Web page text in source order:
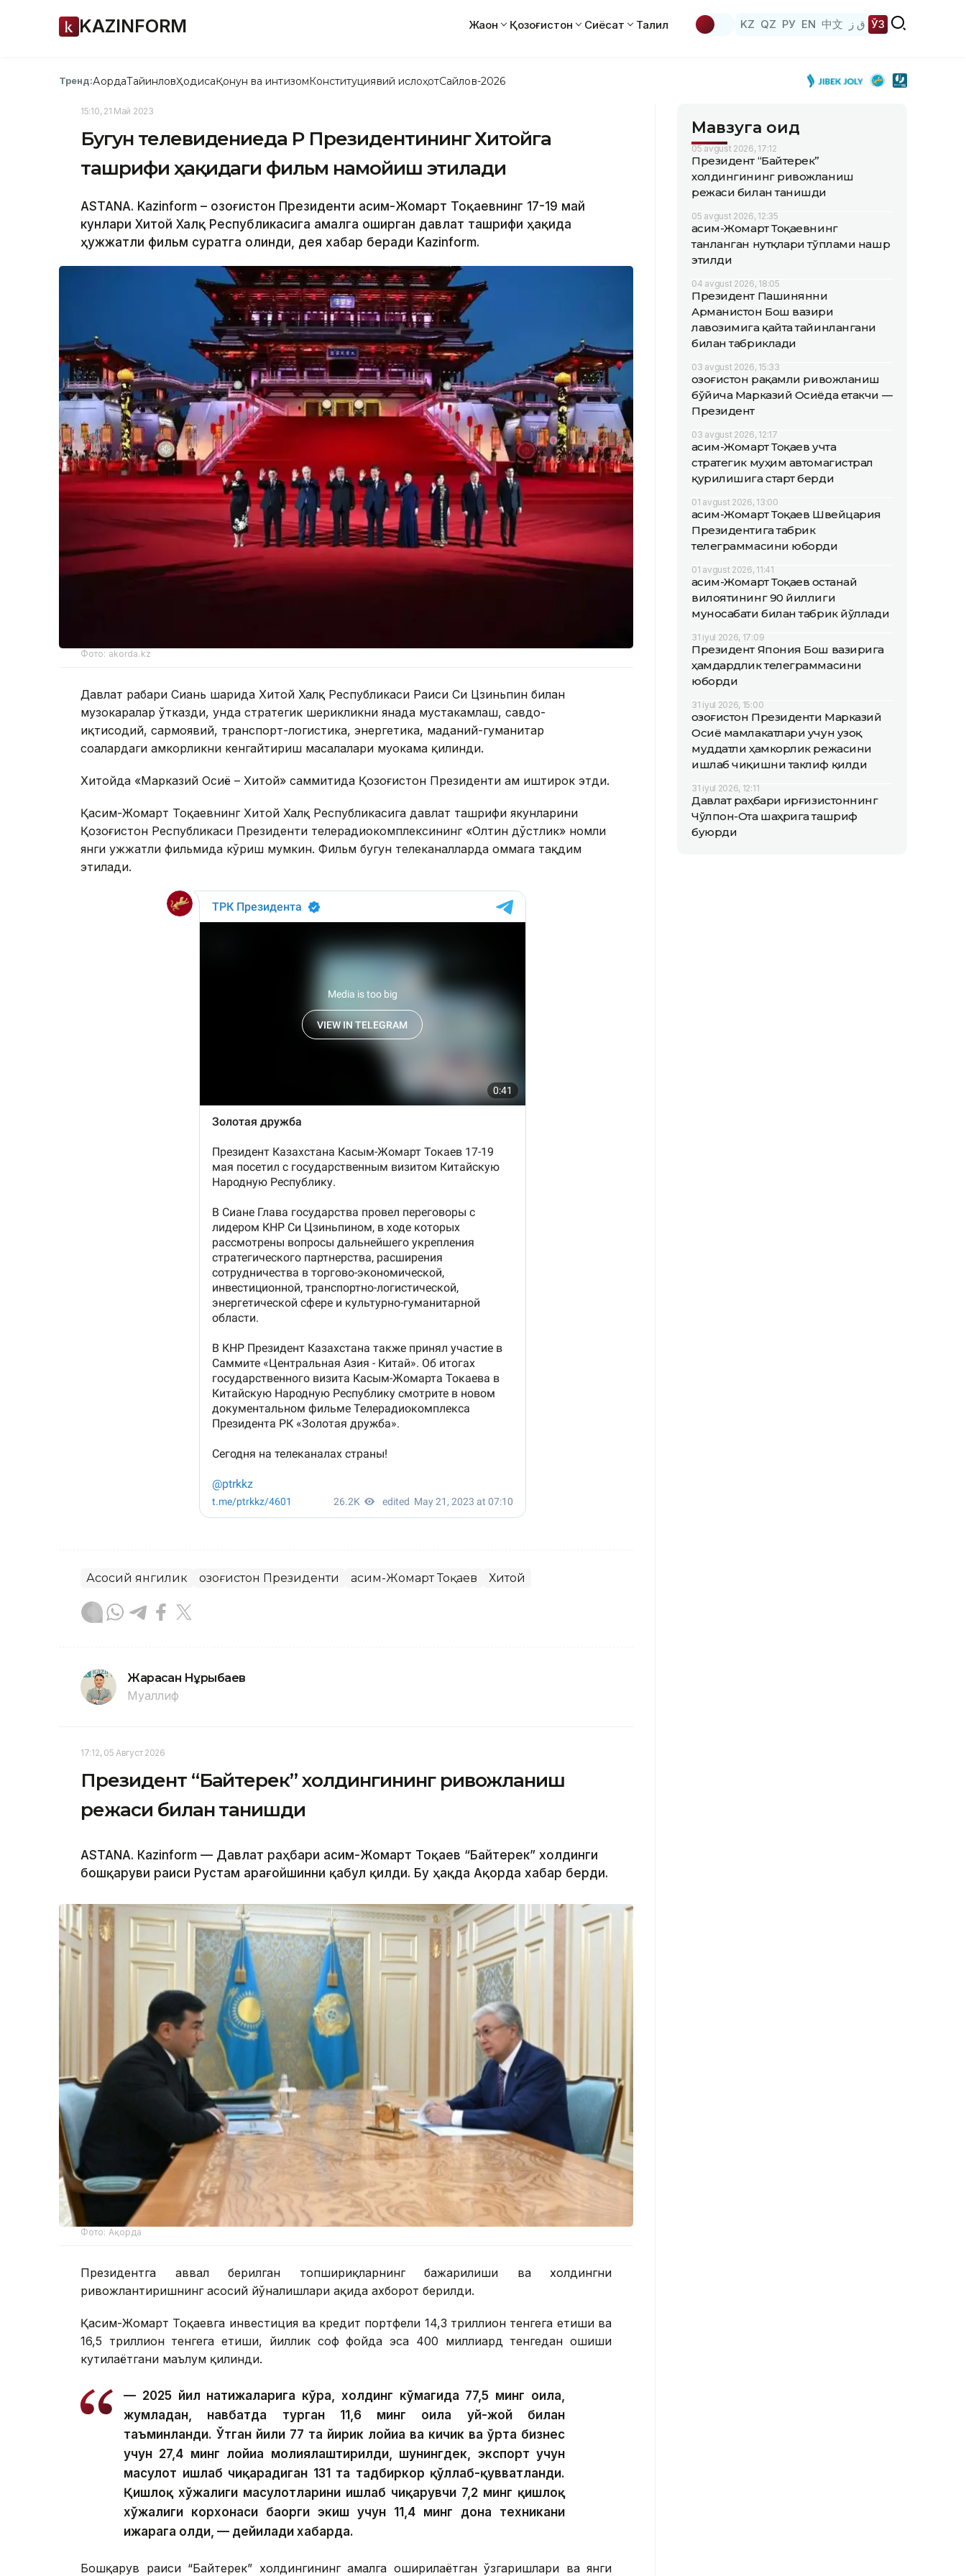
KAZINFORM Жаҳон Қозоғистон Сиёсат Таҳлил KZ QZ РУ EN 中文 ق ز ЎЗ
Тренд:АқордаТайинловҲодисаҚонун ва интизомКонституциявий ислоҳотСайлов-2026
15:10, 21 Май 2023
Бугун телевидениеда ҚР Президентининг Хитойга
ташрифи ҳақидаги фильм намойиш этилади
ASTANA. Kazinform – Қозоғистон Президенти Қасим-Жомарт Тоқаевнинг 17-19 май
кунлари Хитой Халқ Республикасига амалга оширган давлат ташрифи ҳақида
ҳужжатли фильм суратга олинди, дея хабар беради Kazinform.
Фото: akorda.kz
Давлат раҳбари Сиань шаҳрида Хитой Халқ Республикаси Раиси Си Цзиньпин билан
музокаралар ўтказди, унда стратегик шерикликни янада мустаҳкамлаш, савдо-
иқтисодий, сармоявий, транспорт-логистика, энергетика, маданий-гуманитар
соҳалардаги ҳамкорликни кенгайтириш масалалари муҳокама қилинди.
Хитойда «Марказий Осиё – Хитой» саммитида Қозоғистон Президенти ҳам иштирок этди.
Қасим-Жомарт Тоқаевнинг Хитой Халқ Республикасига давлат ташрифи якунларини
Қозоғистон Республикаси Президенти телерадиокомплексининг «Олтин дўстлик» номли
янги ҳужжатли фильмида кўриш мумкин. Фильм бугун телеканалларда оммага тақдим
этилади.
Асосий янгилик Қозоғистон Президенти Қасим-Жомарт Тоқаев Хитой
Жарасқан Нұрыбаев
Муаллиф
17:12, 05 Август 2026
Президент “Байтерек” холдингининг ривожланиш
режаси билан танишди
ASTANА. Каzinform — Давлат раҳбари Қасим-Жомарт Тоқаев “Байтерек” холдинги
бошқаруви раиси Рустам Қарағойшинни қабул қилди. Бу ҳақда Ақорда хабар берди.
Фото: Ақорда
Президентга аввал берилган топшириқларнинг бажарилиши ва холдингни
ривожлантиришнинг асосий йўналишлари ҳақида ахборот берилди.
Қасим-Жомарт Тоқаевга инвестиция ва кредит портфели 14,3 триллион тенгега етиши ва
16,5 триллион тенгега етиши, йиллик соф фойда эса 400 миллиард тенгедан ошиши
кутилаётгани маълум қилинди.
— 2025 йил натижаларига кўра, холдинг кўмагида 77,5 минг оила,
жумладан, навбатда турган 11,6 минг оила уй-жой билан
таъминланди. Ўтган йили 77 та йирик лойиҳа ва кичик ва ўрта бизнес
учун 27,4 минг лойиҳа молиялаштирилди, шунингдек, экспорт учун
маҳсулот ишлаб чиқарадиган 131 та тадбиркор қўллаб-қувватланди.
Қишлоқ хўжалиги маҳсулотларини ишлаб чиқарувчи 7,2 минг қишлоқ
хўжалиги корхонаси баҳорги экиш учун 11,4 минг дона техникани
ижарага олди, — дейилади хабарда.
Бошқарув раиси “Байтерек” холдингининг амалга оширилаётган ўзгаришлари ва янги
Мавзуга оид
05 avgust 2026, 17:12
Президент “Байтерек”
холдингининг ривожланиш
режаси билан танишди
05 avgust 2026, 12:35
Қасим-Жомарт Тоқаевнинг
танланган нутқлари тўплами нашр
этилди
04 avgust 2026, 18:05
Президент Пашинянни
Арманистон Бош вазири
лавозимига қайта тайинлангани
билан табриклади
03 avgust 2026, 15:33
Қозоғистон рақамли ривожланиш
бўйича Марказий Осиёда етакчи —
Президент
03 avgust 2026, 12:17
Қасим-Жомарт Тоқаев учта
стратегик муҳим автомагистрал
қурилишига старт берди
01 avgust 2026, 13:00
Қасим-Жомарт Тоқаев Швейцария
Президентига табрик
телеграммасини юборди
01 avgust 2026, 11:41
Қасим-Жомарт Тоқаев Қостанай
вилоятининг 90 йиллиги
муносабати билан табрик йўллади
31 iyul 2026, 17:09
Президент Япония Бош вазирига
ҳамдардлик телеграммасини
юборди
31 iyul 2026, 15:00
Қозоғистон Президенти Марказий
Осиё мамлакатлари учун узоқ
муддатли ҳамкорлик режасини
ишлаб чиқишни таклиф қилди
31 iyul 2026, 12:11
Давлат раҳбари Қирғизистоннинг
Чўлпон-Ота шаҳрига ташриф
буюрди